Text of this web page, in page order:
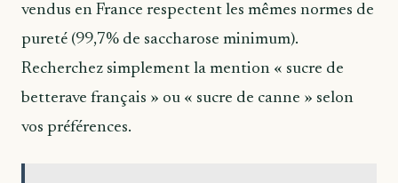
vendus en France respectent les mêmes normes de
pureté (99,7% de saccharose minimum).
Recherchez simplement la mention « sucre de
betterave français » ou « sucre de canne » selon
vos préférences.